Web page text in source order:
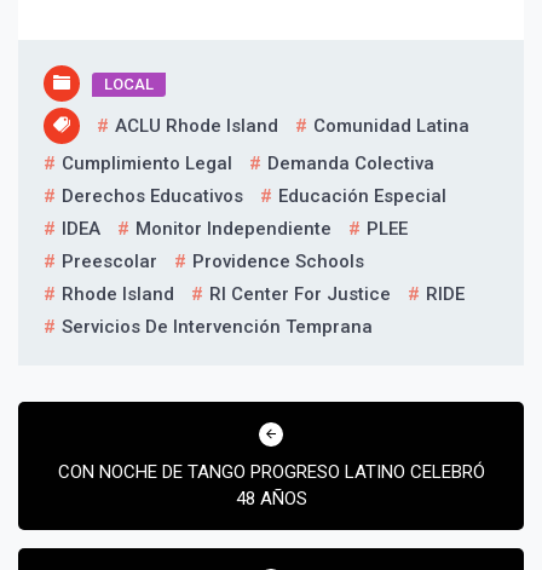
LOCAL
ACLU Rhode Island
Comunidad Latina
Cumplimiento Legal
Demanda Colectiva
Derechos Educativos
Educación Especial
IDEA
Monitor Independiente
PLEE
Preescolar
Providence Schools
Rhode Island
RI Center For Justice
RIDE
Servicios De Intervención Temprana
Navegación
entradas
CON NOCHE DE TANGO PROGRESO LATINO CELEBRÓ
48 AÑOS